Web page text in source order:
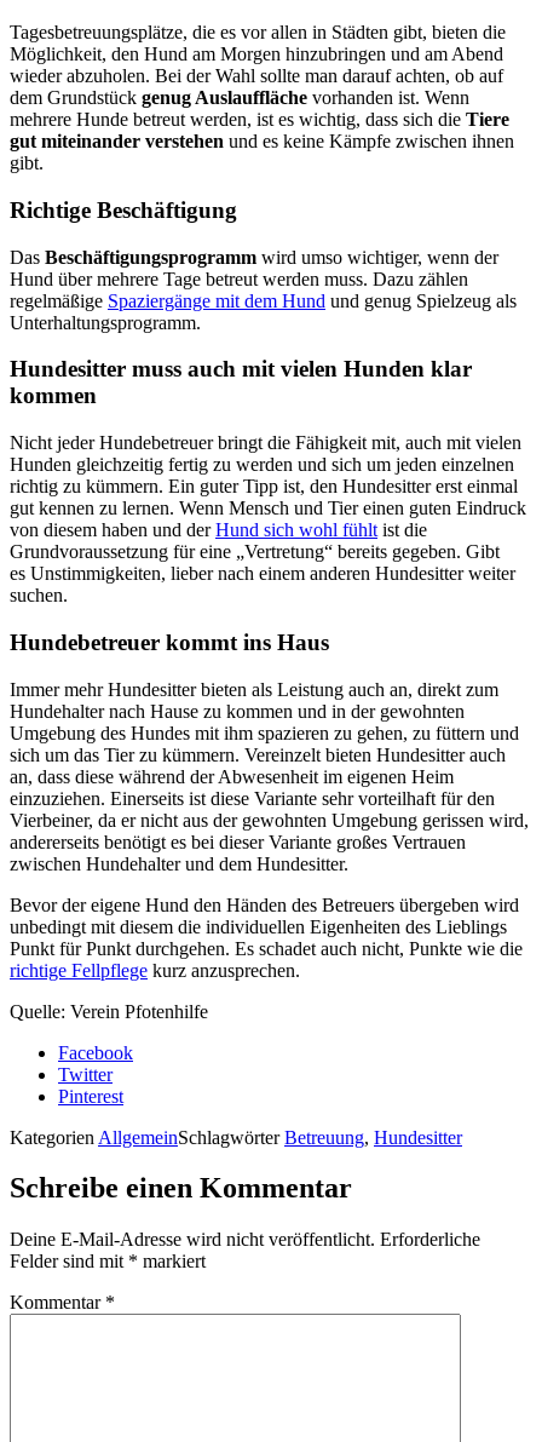
Tagesbetreuungsplätze, die es vor allen in Städten gibt, bieten die
Möglichkeit, den Hund am Morgen hinzubringen und am Abend
wieder abzuholen. Bei der Wahl sollte man darauf achten, ob auf
dem Grundstück genug Auslauffläche vorhanden ist. Wenn
mehrere Hunde betreut werden, ist es wichtig, dass sich die Tiere
gut miteinander verstehen und es keine Kämpfe zwischen ihnen
gibt.
Richtige Beschäftigung
Das Beschäftigungsprogramm wird umso wichtiger, wenn der
Hund über mehrere Tage betreut werden muss. Dazu zählen
regelmäßige Spaziergänge mit dem Hund und genug Spielzeug als
Unterhaltungsprogramm.
Hundesitter muss auch mit vielen Hunden klar
kommen
Nicht jeder Hundebetreuer bringt die Fähigkeit mit, auch mit vielen
Hunden gleichzeitig fertig zu werden und sich um jeden einzelnen
richtig zu kümmern. Ein guter Tipp ist, den Hundesitter erst einmal
gut kennen zu lernen. Wenn Mensch und Tier einen guten Eindruck
von diesem haben und derHund sich wohl fühlt ist die
Grundvoraussetzung für eine „Vertretung“ bereits gegeben. Gibt
es Unstimmigkeiten, lieber nach einem anderen Hundesitter weiter
suchen.
Hundebetreuer kommt ins Haus
Immer mehr Hundesitter bieten als Leistung auch an, direkt zum
Hundehalter nach Hause zu kommen und in der gewohnten
Umgebung des Hundes mit ihm spazieren zu gehen, zu füttern und
sich um das Tier zu kümmern. Vereinzelt bieten Hundesitter auch
an, dass diese während der Abwesenheit im eigenen Heim
einzuziehen. Einerseits ist diese Variante sehr vorteilhaft für den
Vierbeiner, da er nicht aus der gewohnten Umgebung gerissen wird,
andererseits benötigt es bei dieser Variante großes Vertrauen
zwischen Hundehalter und dem Hundesitter.
Bevor der eigene Hund den Händen des Betreuers übergeben wird
unbedingt mit diesem die individuellen Eigenheiten des Lieblings
Punkt für Punkt durchgehen. Es schadet auch nicht, Punkte wie die
richtige Fellpflege kurz anzusprechen.
Quelle: Verein Pfotenhilfe
Facebook
Twitter
Pinterest
Kategorien AllgemeinSchlagwörterBetreuung, Hundesitter
Schreibe einen Kommentar
Deine E-Mail-Adresse wird nicht veröffentlicht. Erforderliche
Felder sind mit * markiert
Kommentar *